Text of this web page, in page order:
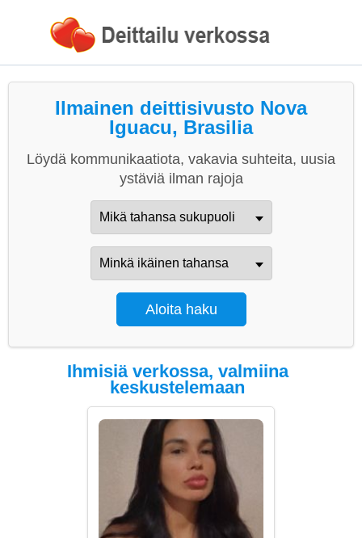
Ilmainen deittisivusto Nova
Iguacu, Brasilia
Löydä kommunikaatiota, vakavia suhteita, uusia
ystäviä ilman rajoja
Ihmisiä verkossa, valmiina
keskustelemaan